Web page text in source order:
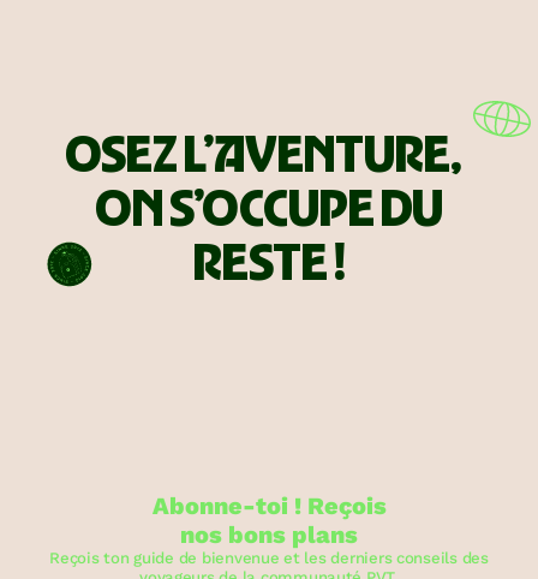
OSEZ L’AVENTURE,
ON S’OCCUPE DU
RESTE !
Abonne-toi ! Reçois
nos bons plans
Reçois ton guide de bienvenue et les derniers conseils des